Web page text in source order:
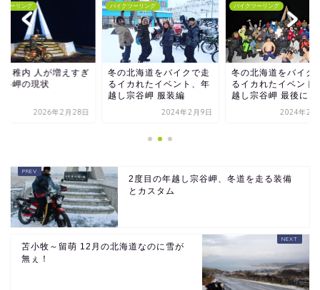
ツーリング
北海道をバイクで走
カれたイベント、年
2024年2月9日
バイクツーリング
冬の北海道をバイクで走
るイカれたイベント、年
越し宗谷岬 最後に…
2024年2月26日
バイクツーリング
留萌～稚内 人が増え
た宗谷岬の現状
2026年2
2度目の年越し宗谷岬、冬道を走る装備
とカスタム
苫小牧～留萌 12月の北海道なのに雪が
無ぇ！